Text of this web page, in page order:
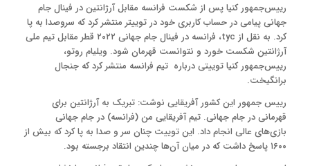
رییس‌جمهور کنیا پس از شکست فرانسه مقابل آرژانتین در فینال جام
جهانی پیامی در حساب کاربری خود در توییتر منتشر کرد که سروصدا به پا
کرد. به نقل از tyc، فرانسه در فینال جام جهانی ۲۰۲۲ قطر مقابل تیم ملی
آرژانتین شکست خورد و نتوانست قهرمان شود. ویلیام روتو،
رییس‌جمهور کنیا توییتی درباره تیم فرانسه منتشر کرد که جنجال
برانگیخت.
رییس جمهور این کشور آفریقایی نوشت: تبریک به آرژانتین برای
قهرمانی در جام جهانی. تیم آفریقایی من (فرانسه) در جام جهانی
بازی‌های عالی انجام داد. این توییت چنان سر و صدا به پا کرد که بیش از
۱۶۰۰ پاسخ داشت که در میان آن‌ها چندین انتقاد برجسته بود.